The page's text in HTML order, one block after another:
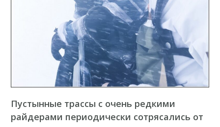
Пустынные трассы с очень редкими
райдерами периодически сотрясались от